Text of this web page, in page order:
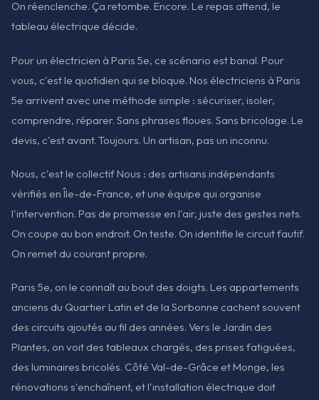
On réenclenche. Ça retombe. Encore. Le repas attend, le
tableau électrique décide.
Pour un électricien à Paris 5e, ce scénario est banal. Pour
vous, c'est le quotidien qui se bloque. Nos électriciens à Paris
5e arrivent avec une méthode simple : sécuriser, isoler,
comprendre, réparer. Sans phrases floues. Sans bricolage. Le
devis, c'est avant. Toujours. Un artisan, pas un inconnu.
Nous, c'est le collectif Nous : des artisans indépendants
vérifiés en Île-de-France, et une équipe qui organise
l'intervention. Pas de promesse en l'air, juste des gestes nets.
On coupe au bon endroit. On teste. On identifie le circuit fautif.
On remet du courant propre.
Paris 5e, on le connaît au bout des doigts. Les appartements
anciens du Quartier Latin et de la Sorbonne cachent souvent
des circuits ajoutés au fil des années. Vers le Jardin des
Plantes, on voit des tableaux chargés, des prises fatiguées,
des luminaires bricolés. Côté Val-de-Grâce et Monge, les
rénovations s'enchaînent, et l'installation électrique doit